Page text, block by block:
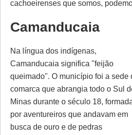
cachoeirenses que somos,
Camanducaia
Na língua dos indígenas,
Camanducaia significa "feijão
queimado". O município foi a sede
comarca que abrangia todo o Sul
Minas durante o século 18,
por aventureiros que andavam em
busca de ouro e de pedras